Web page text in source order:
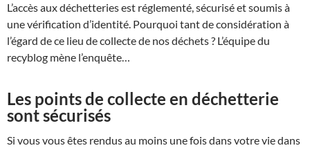
L’accès aux déchetteries est réglementé, sécurisé et soumis à
une vérification d’identité. Pourquoi tant de considération à
l’égard de ce lieu de collecte de nos déchets ? L’équipe du
recyblog mène l’enquête…
Les points de collecte en déchetterie
sont sécurisés
Si vous vous êtes rendus au moins une fois dans votre vie dans